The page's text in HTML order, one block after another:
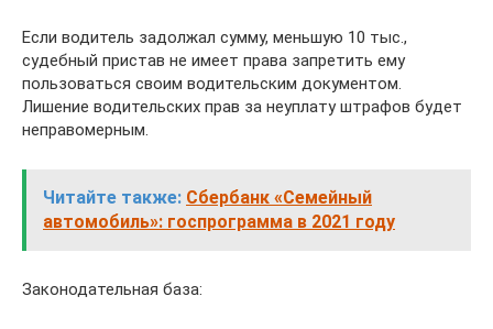
Если водитель задолжал сумму, меньшую 10 тыс.,
судебный пристав не имеет права запретить ему
пользоваться своим водительским документом.
Лишение водительских прав за неуплату штрафов будет
неправомерным.
Читайте также: Сбербанк «Семейный
автомобиль»: госпрограмма в 2021 году
Законодательная база: